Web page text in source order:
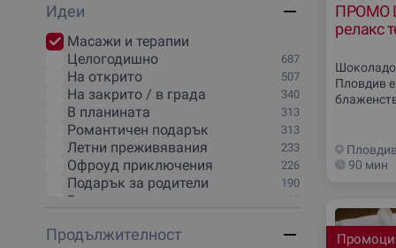
Кулинарни преживявания 3
Идеи за тиймбилдинг
Творчество и изкуство 2
Спорт и Фитнес 2
Екстремни преживявания 1
Курсове и обучения 1
Онлайн преживявания 1
Идеи
Масажи и терапии
Целогодишно
687
На открито 507
На закрито / в града 340
В планината 313
Романтичен подарък 313
Летни преживявания 233
Офроуд приключения 226
Подарък за родители 190
Във водата 187
Работилници 175
Продължителност
ПРОМО
релакс
Пловдив
комфорт и
Пловдив
90 мин